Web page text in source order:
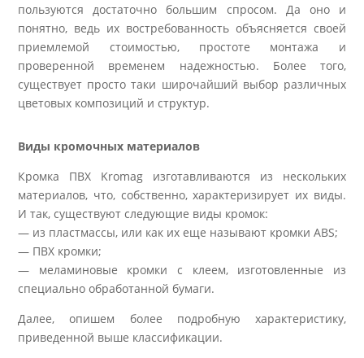
пользуются достаточно большим спросом. Да оно и
понятно, ведь их востребованность объясняется своей
приемлемой стоимостью, простоте монтажа и
проверенной временем надежностью. Более того,
существует просто таки широчайший выбор различных
цветовых композиций и структур.
Виды кромочных материалов
Кромка ПВХ Kromag изготавливаются из нескольких
материалов, что, собственно, характеризирует их виды.
И так, существуют следующие виды кромок:
— из пластмассы, или как их еще называют кромки ABS;
— ПВХ кромки;
— меламиновые кромки с клеем, изготовленные из
специально обработанной бумаги.
Далее, опишем более подробную характеристику,
приведенной выше классификации.